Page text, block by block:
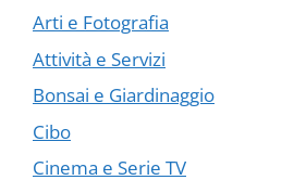
Arti e Fotografia
Attività e Servizi
Bonsai e Giardinaggio
Cibo
Cinema e Serie TV